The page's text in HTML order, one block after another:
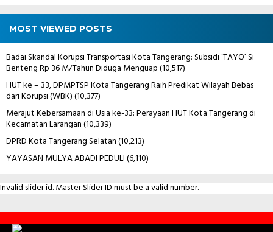
MOST VIEWED POSTS
Badai Skandal Korupsi Transportasi Kota Tangerang: Subsidi ‘TAYO’ Si
Benteng Rp 36 M/Tahun Diduga Menguap(10,517)
HUT ke – 33, DPMPTSP Kota Tangerang Raih Predikat Wilayah Bebas
dari Korupsi (WBK)(10,377)
Merajut Kebersamaan di Usia ke-33: Perayaan HUT Kota Tangerang di
Kecamatan Larangan(10,339)
DPRD Kota Tangerang Selatan(10,213)
YAYASAN MULYA ABADI PEDULI(6,110)
Invalid slider id. Master Slider ID must be a valid number.
Contact